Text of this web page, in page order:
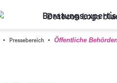
· Pressebereich · Öffentliche